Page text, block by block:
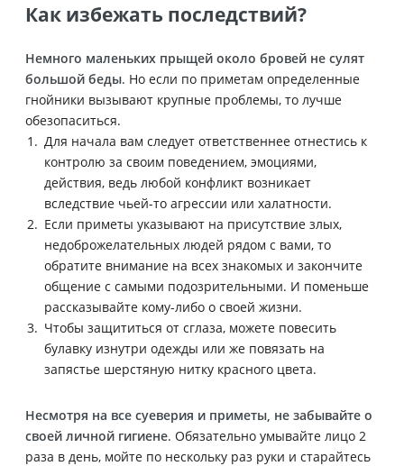
Как избежать последствий?
Немного маленьких прыщей около бровей не сулят
большой беды. Но если по приметам определенные
гнойники вызывают крупные проблемы, то лучше
обезопаситься.
Для начала вам следует ответственнее отнестись к
контролю за своим поведением, эмоциями,
действия, ведь любой конфликт возникает
вследствие чьей-то агрессии или халатности.
Если приметы указывают на присутствие злых,
недоброжелательных людей рядом с вами, то
обратите внимание на всех знакомых и закончите
общение с самыми подозрительными. И поменьше
рассказывайте кому-либо о своей жизни.
Чтобы защититься от сглаза, можете повесить
булавку изнутри одежды или же повязать на
запястье шерстяную нитку красного цвета.
Несмотря на все суеверия и приметы, не забывайте о
своей личной гигиене. Обязательно умывайте лицо 2
раза в день, мойте по нескольку раз руки и старайтесь